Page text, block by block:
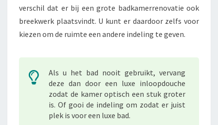
verschil dat er bij een grote badkamerrenovatie ook
breekwerk plaatsvindt. U kunt er daardoor zelfs voor
kiezen om de ruimte een andere indeling te geven.
Als u het bad nooit gebruikt, vervang
deze dan door een luxe inloopdouche
zodat de kamer optisch een stuk groter
is. Of gooi de indeling om zodat er juist
plek is voor een luxe bad.